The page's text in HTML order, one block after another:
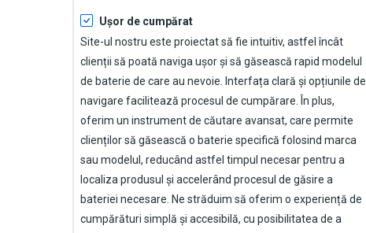
Ușor de cumpărat
Site-ul nostru este proiectat să fie intuitiv, astfel încât
clienții să poată naviga ușor și să găsească rapid modelul
de baterie de care au nevoie. Interfața clară și opțiunile de
navigare facilitează procesul de cumpărare. În plus,
oferim un instrument de căutare avansat, care permite
clienților să găsească o baterie specifică folosind marca
sau modelul, reducând astfel timpul necesar pentru a
localiza produsul și accelerând procesul de găsire a
bateriei necesare. Ne străduim să oferim o experiență de
cumpărături simplă și accesibilă, cu posibilitatea de a